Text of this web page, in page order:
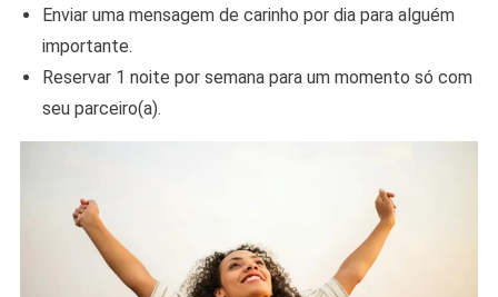
Enviar uma mensagem de carinho por dia para alguém
importante.
Reservar 1 noite por semana para um momento só com
seu parceiro(a).